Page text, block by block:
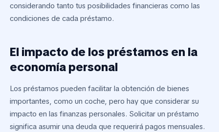
considerando tanto tus posibilidades financieras como las
condiciones de cada préstamo.
El impacto de los préstamos en la
economía personal
Los préstamos pueden facilitar la obtención de bienes
importantes, como un coche, pero hay que considerar su
impacto en las finanzas personales. Solicitar un préstamo
significa asumir una deuda que requerirá pagos mensuales.